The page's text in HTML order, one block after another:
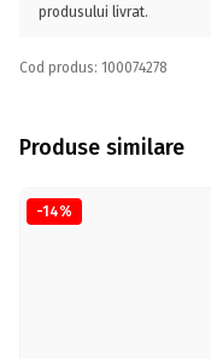
produsului livrat.
Cod produs: 100074278
Produse similare
-14%